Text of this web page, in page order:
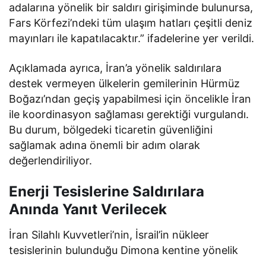
adalarına yönelik bir saldırı girişiminde bulunursa,
Fars Körfezi’ndeki tüm ulaşım hatları çeşitli deniz
mayınları ile kapatılacaktır.” ifadelerine yer verildi.
Açıklamada ayrıca, İran’a yönelik saldırılara
destek vermeyen ülkelerin gemilerinin Hürmüz
Boğazı’ndan geçiş yapabilmesi için öncelikle İran
ile koordinasyon sağlaması gerektiği vurgulandı.
Bu durum, bölgedeki ticaretin güvenliğini
sağlamak adına önemli bir adım olarak
değerlendiriliyor.
Enerji Tesislerine Saldırılara
Anında Yanıt Verilecek
İran Silahlı Kuvvetleri’nin, İsrail’in nükleer
tesislerinin bulunduğu Dimona kentine yönelik